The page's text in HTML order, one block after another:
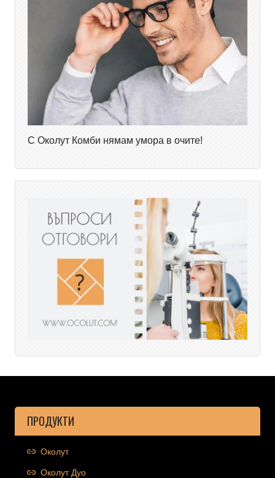
С Околут Комби нямам умора в очите!
ПРОДУКТИ
Околут
Околут Дуо